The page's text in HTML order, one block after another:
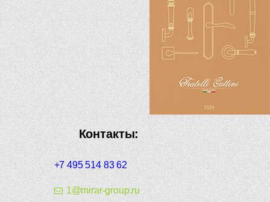
Контакты:
+7 495 514 83 62
1@mirar-group.ru